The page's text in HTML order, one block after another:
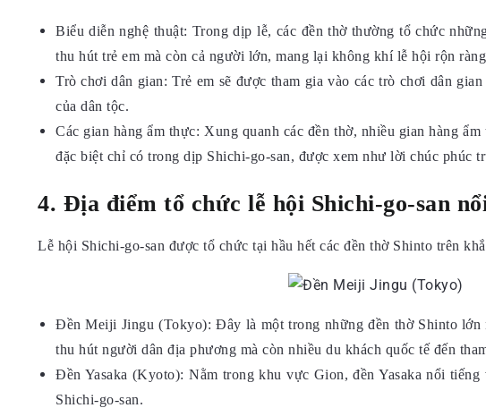
Biểu diễn nghệ thuật: Trong dịp lễ, các đền thờ thường tổ chức
thu hút trẻ em mà còn cả người lớn, mang lại không khí lễ hội rộn
Trò chơi dân gian: Trẻ em sẽ được tham gia vào các trò chơi dân
của dân tộc.
Các gian hàng ẩm thực: Xung quanh các đền thờ, nhiều gian hàng
đặc biệt chỉ có trong dịp Shichi-go-san, được xem như lời chúc phúc
4. Địa điểm tổ chức lễ hội Shichi-go-san
Lễ hội Shichi-go-san được tổ chức tại hầu hết các đền thờ Shinto trên
Đền Meiji Jingu (Tokyo): Đây là một trong những đền thờ Shinto
thu hút người dân địa phương mà còn nhiều du khách quốc tế đến
Đền Yasaka (Kyoto): Nằm trong khu vực Gion, đền Yasaka nổi
Shichi-go-san.